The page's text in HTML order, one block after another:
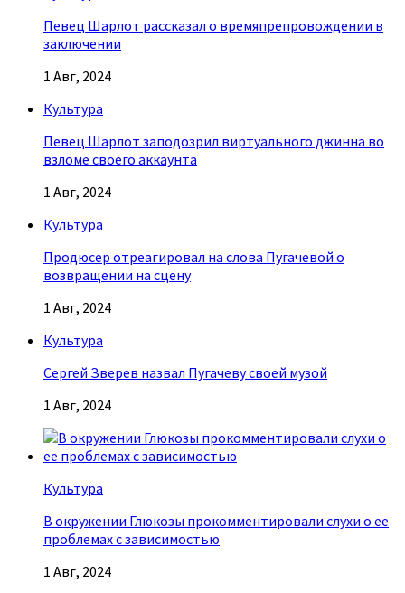
Певец Шарлот рассказал о времяпрепровождении в
заключении
1 Авг, 2024
Культура
Певец Шарлот заподозрил виртуального джинна во
взломе своего аккаунта
1 Авг, 2024
Культура
Продюсер отреагировал на слова Пугачевой о
возвращении на сцену
1 Авг, 2024
Культура
Сергей Зверев назвал Пугачеву своей музой
1 Авг, 2024
Культура
В окружении Глюкозы прокомментировали слухи о ее
проблемах с зависимостью
1 Авг, 2024